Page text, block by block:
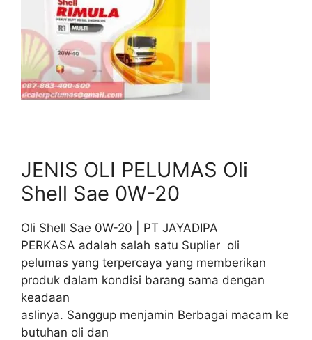
JENIS OLI PELUMAS Oli
Shell Sae 0W-20
Oli Shell Sae 0W-20 | PT JAYADIPA
PERKASA adalah salah satu Suplier oli
pelumas yang terpercaya yang memberikan
produk dalam kondisi barang sama dengan
keadaan
aslinya. Sanggup menjamin Berbagai macam ke
butuhan oli dan